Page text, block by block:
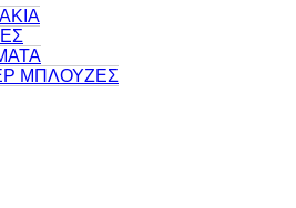
ΜΠΛΟΥΖΕΣ